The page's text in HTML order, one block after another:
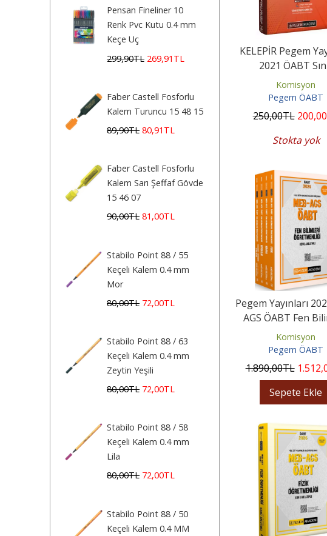
Pensan Fineliner 10
Renk Pvc Kutu 0.4 mm
Keçe Uç
299,90TL 269,91 TL
Faber Castell Fosforlu
Kalem Turuncu 15 48 15
89,90TL 80,91 TL
Faber Castell Fosforlu
Kalem Sarı Şeffaf Gövde
15 46 07
90,00TL 81 ,00TL
Stabilo Point 88 / 55
Keçeli Kalem 0.4 mm
Mor
80,00TL 72,00TL
Stabilo Point 88 / 63
Keçeli Kalem 0.4 mm
Zeytin Yeşili
80,00TL 72,00TL
Stabilo Point 88 / 58
Keçeli Kalem 0.4 mm
Lila
80,00TL 72,00TL
Stabilo Point 88 / 50
Keçeli Kalem 0.4 MM
KELEPİR Pegem
2021 ÖABT
Öğretmenliği
Destekli Konu...
Komisyon
Pegem ÖABT
250,00TL 200,00
Stokta yok
Pegem Yayınları
AGS ÖABT Fen
Öğretmenliği
Komisyon
Pegem ÖABT
1.890,00TL 1.512
Sepete Ekle